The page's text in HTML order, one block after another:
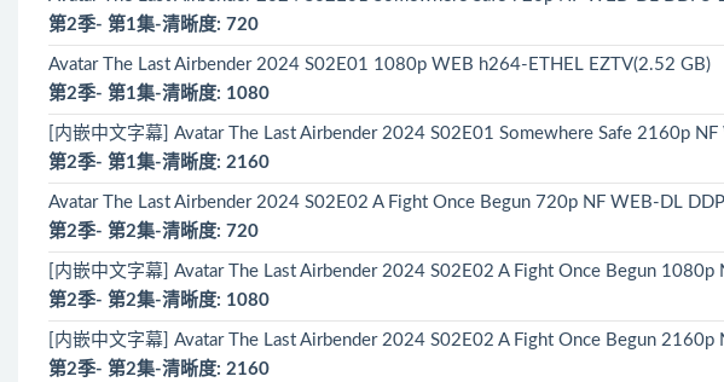
第2季- 第1集-清晰度: 720
Avatar The Last Airbender 2024 S02E01 1080p WEB h264-ETHEL EZTV(2.52 GB)
第2季- 第1集-清晰度: 1080
[内嵌中文字幕] Avatar The Last Airbender 2024 S02E01 Somewhere Safe 2160p
第2季- 第1集-清晰度: 2160
Avatar The Last Airbender 2024 S02E02 A Fight Once Begun 720p NF WEB-DL
第2季- 第2集-清晰度: 720
[内嵌中文字幕] Avatar The Last Airbender 2024 S02E02 A Fight Once Begun
第2季- 第2集-清晰度: 1080
[内嵌中文字幕] Avatar The Last Airbender 2024 S02E02 A Fight Once Begun
第2季- 第2集-清晰度: 2160